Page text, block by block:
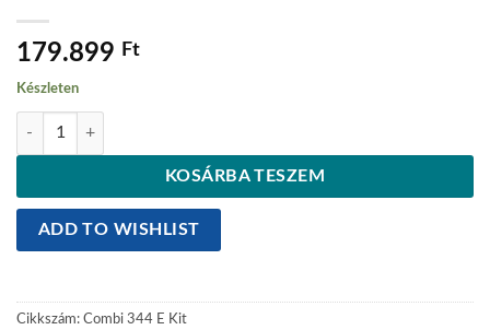
179.899 Ft
Készleten
STIGA Combi 344 E Kit (294426068/ST2) mennyiség
KOSÁRBA TESZEM
ADD TO WISHLIST
Cikkszám: Combi 344 E Kit